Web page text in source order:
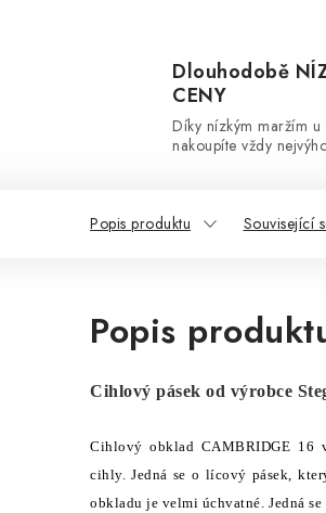
Dlouhodobě
CENY
Díky nízkým maržím u
nakoupíte vždy
Popis produktu Související
Popis
Cihlový pásek od výrobce
Cihlový obklad CAMBRIDGE 16
cihly. Jedná se o lícový pásek,
obkladu je velmi úchvatné. Jedná